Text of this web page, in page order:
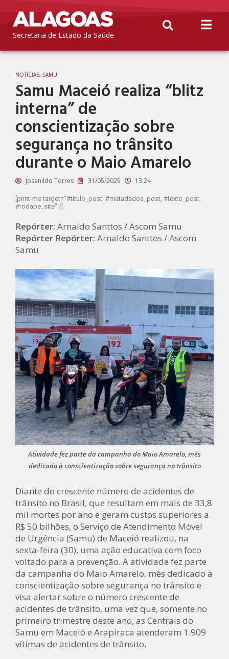
Secretaria de Estado da Saúde
NOTÍCIAS, SAMU
Samu Maceió realiza “blitz
interna” de
conscientização sobre
segurança no trânsito
durante o Maio Amarelo
Josenildo Torres 31/05/2025 13:24
[print-me target=”#titulo_post, #metadados_post, #texto_post,
#rodape_site” /]
Repórter: Arnaldo Santtos / Ascom Samu
Repórter Repórter: Arnaldo Santtos / Ascom
Samu
Atividade fez parte da campanha do Maio Amarelo, mês
dedicado à conscientização sobre segurança no trânsito
Diante do crescente número de acidentes de
trânsito no Brasil, que resultam em mais de 33,8
mil mortes por ano e geram custos superiores a
R$ 50 bilhões, o Serviço de Atendimento Móvel
de Urgência (Samu) de Maceió realizou, na
sexta-feira (30), uma ação educativa com foco
voltado para a prevenção. A atividade fez parte
da campanha do Maio Amarelo, mês dedicado à
conscientização sobre segurança no trânsito e
visa alertar sobre o número crescente de
acidentes de trânsito, uma vez que, somente no
primeiro trimestre deste ano, as Centrais do
Samu em Maceió e Arapiraca atenderam 1.909
vítimas de acidentes de trânsito.